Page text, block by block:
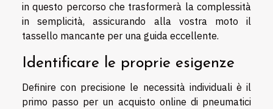
in questo percorso che trasformerà la complessità
in semplicità, assicurando alla vostra moto il
tassello mancante per una guida eccellente.
Identificare le proprie esigenze
Definire con precisione le necessità individuali è il
primo passo per un acquisto online di pneumatici